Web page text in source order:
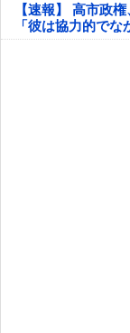
【速報】 高市政
「彼は協力的で
判明